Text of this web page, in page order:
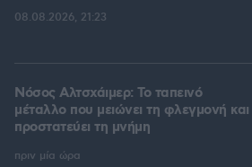
08.08.2026, 21:23
Νόσος Αλτσχάιμερ: Το ταπεινό
μέταλλο που μειώνει τη φλεγμονή και
προστατεύει τη μνήμη
πριν μία ώρα